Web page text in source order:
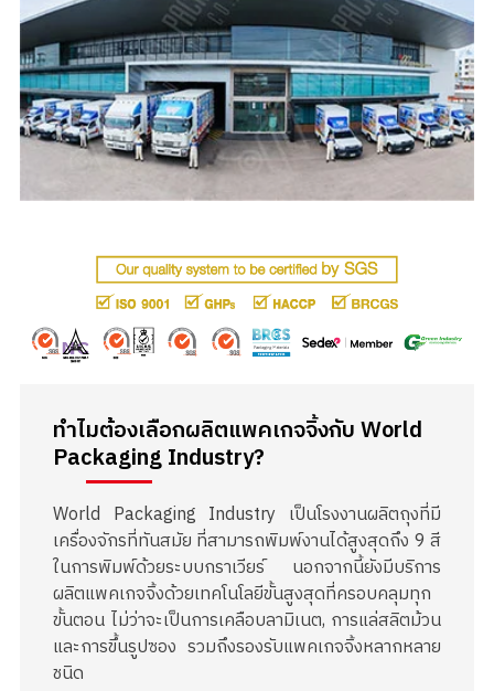
ทำไมต้องเลือกผลิตแพคเกจจิ้งกับWorld
Packaging Industry?
World Packaging Industry เป็นโรงงานผลิตถุงที่มี
เครื่องจักรที่ทันสมัย ที่สามารถพิมพ์งานได้สูงสุดถึง 9 สี
ในการพิมพ์ด้วยระบบกราเวียร์ นอกจากนี้ยังมีบริการ
ผลิตแพคเกจจิ้งด้วยเทคโนโลยีขั้นสูงสุดที่ครอบคลุมทุก
ขั้นตอน ไม่ว่าจะเป็นการเคลือบลามิเนต, การแล่สลิตม้วน
และการขึ้นรูปซอง รวมถึงรองรับแพคเกจจิ้งหลากหลาย
ชนิด